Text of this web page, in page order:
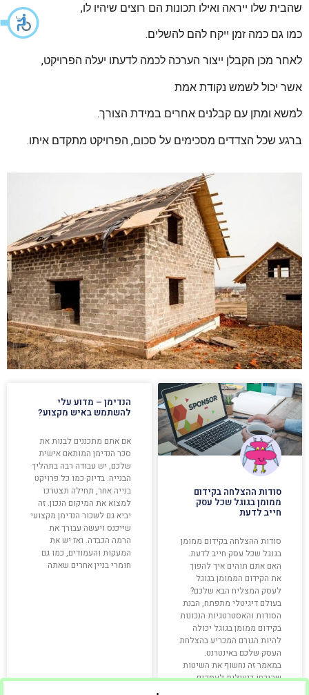
שהבית שלו ייראה ואילו תכונות הם רוצים שיהיו לו,
כמו גם כמה זמן ייקח להם להשלים.
לאחר מכן הקבלן ייצור הערכה לכמה לדעתו יעלה הפרויקט,
אשר יכול לשמש נקודת אמת
למשא ומתן עם קבלנים אחרים במידת הצורך.
ברגע שכל הצדדים מסכימים על סכום, הפרויקט מתקדם איתו.
סודות ההצלחה בקידום
ממומן בגוגל שכל עסק
חייב לדעת
סודות ההצלחה בקידום ממומן
בגוגל שכל עסק חייב לדעת.
האם אתם תוהים איך להפוך
את הקידום הממומן בגוגל
לעסק המצליח הבא שלכם?
בעולם דיגיטלי מתפתח, הבנת
הסודות והאסטרטגיות הנכונות
בקידום ממומן בגוגל יכולה
להיות הגורם המכריע בהצלחת
העסק שלכם באינטרנט.
במאמר זה נחשוף את השיטות
שהוכחו כיעילות לעסקים
הנדימן – מדוע עלי
להשתמש באיש מקצוע?
אם אתם מתכננים לבנות את
סכר הנדימן המותאם אישית
שלכם, יש עבודה רבה בתהליך
הבנייה. בדיוק כמו כל פרויקט
בנייה אחר, תחילה תצטרכו
למצוא את המיקום הנכון. זה
יביא גם לשכור הנדימן מקצועי
שייכנס ויעשה עבורך את
הרמה הכבדה. ואז יש את
המעקות והעמודים, כמו גם
חומרי בניין אחרים שאתה